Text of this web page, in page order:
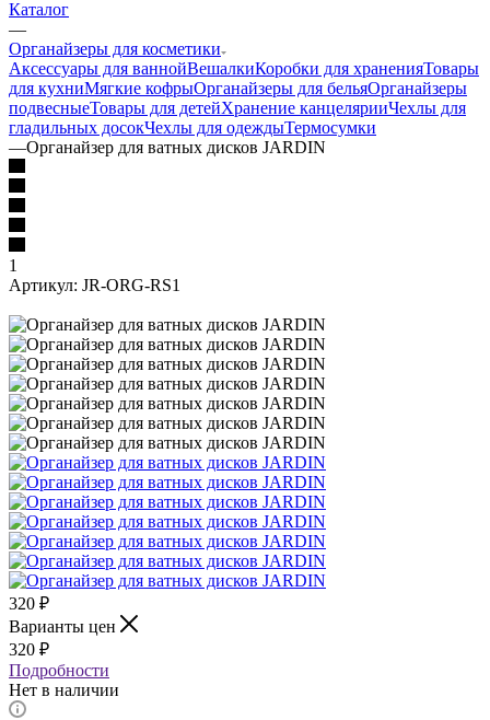
Каталог
—
Органайзеры для косметики
Аксессуары для ваннойВешалкиКоробки для храненияТовары
для кухниМягкие кофрыОрганайзеры для бельяОрганайзеры
подвесныеТовары для детейХранение канцелярииЧехлы для
гладильных досокЧехлы для одеждыТермосумки
—Органайзер для ватных дисков JARDIN
1
Артикул: JR-ORG-RS1
320 ₽
Варианты цен
320 ₽
Подробности
Нет в наличии